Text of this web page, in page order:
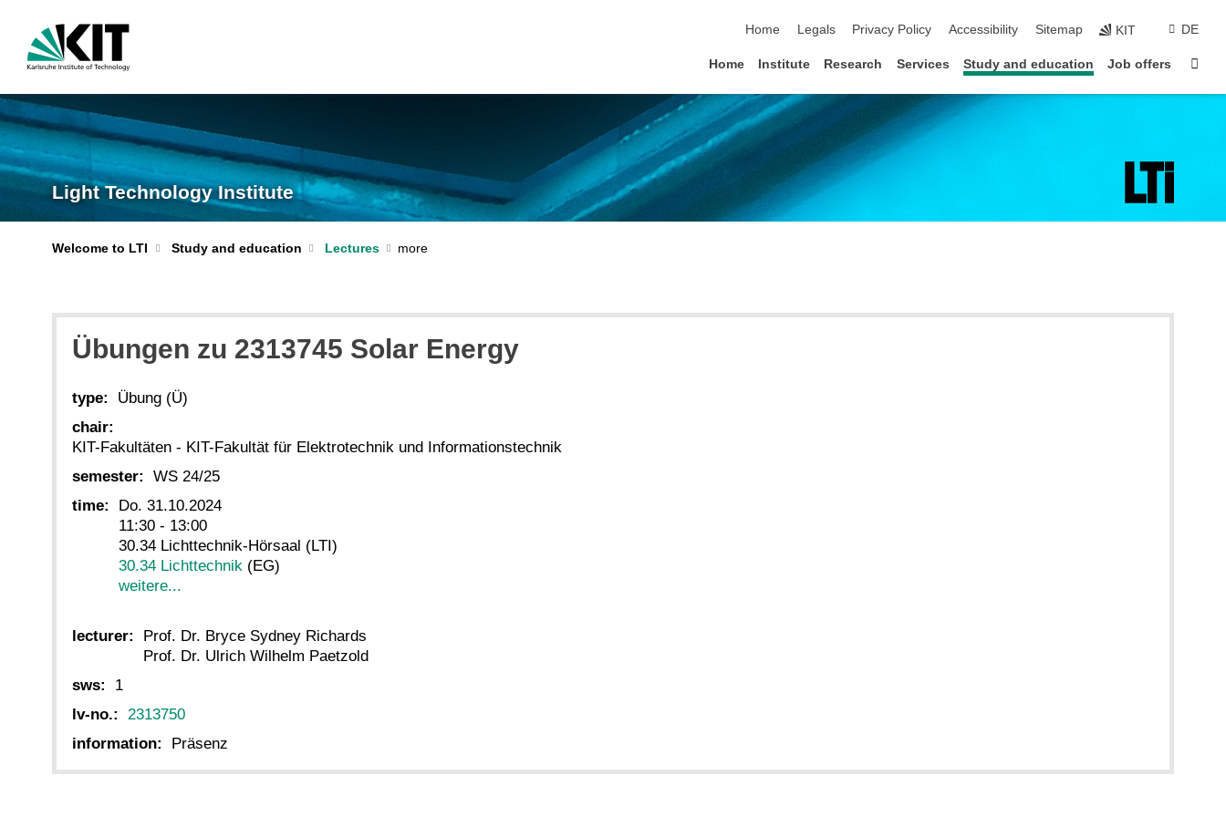
Home
Legals Privacy Policy Accessibility Sitemap KIT DE
Home Institute Research Services Study and education Job offers
Light Technology Institute
Welcome to LTI Study and education Lectures
Übungen zu 2313745 Solar Energy
type:
Übung (Ü)
chair:
KIT-Fakultäten - KIT-Fakultät für Elektrotechnik und Informationstechnik
semester:
WS 24/25
time:
Do. 31.10.2024
11:30 - 13:00
30.34 Lichttechnik-Hörsaal (LTI)
30.34 Lichttechnik (EG)
weitere...
lecturer:
Prof. Dr. Bryce Sydney Richards
Prof. Dr. Ulrich Wilhelm Paetzold
sws:
1
lv-no.:
2313750
information:
Präsenz